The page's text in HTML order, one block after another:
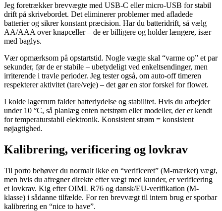
Jeg foretrækker brevvægte med USB-C eller micro-USB for stabil
drift på skrivebordet. Det eliminerer problemer med afladede
batterier og sikrer konstant præcision. Har du batteridrift, så vælg
AA/AAA over knapceller – de er billigere og holder længere, især
med baglys.
Vær opmærksom på opstartstid. Nogle vægte skal “varme op” et par
sekunder, før de er stabile – ubetydeligt ved enkeltsendinger, men
irriterende i travle perioder. Jeg tester også, om auto-off timeren
respekterer aktivitet (tare/veje) – det gør en stor forskel for flowet.
I kolde lagerrum falder batteriydelse og stabilitet. Hvis du arbejder
under 10 °C, så planlæg enten netstrøm eller modeller, der er kendt
for temperaturstabil elektronik. Konsistent strøm = konsistent
nøjagtighed.
Kalibrering, verificering og lovkrav
Til porto behøver du normalt ikke en “verificeret” (M-mærket) vægt,
men hvis du afregner direkte efter vægt med kunder, er verificering
et lovkrav. Kig efter OIML R76 og dansk/EU-verifikation (M-
klasse) i sådanne tilfælde. For ren brevvægt til intern brug er sporbar
kalibrering en “nice to have”.